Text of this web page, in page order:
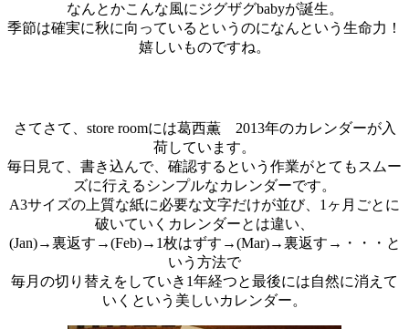
なんとかこんな風にジグザグbabyが誕生。
季節は確実に秋に向っているというのになんという生命力！
嬉しいものですね。
さてさて、store roomには葛西薫 2013年のカレンダーが入
荷しています。
毎日見て、書き込んで、確認するという作業がとてもスムー
ズに行えるシンプルなカレンダーです。
A3サイズの上質な紙に必要な文字だけが並び、1ヶ月ごとに
破いていくカレンダーとは違い、
(Jan)→裏返す→(Feb)→1枚はずす→(Mar)→裏返す→・・・と
いう方法で
毎月の切り替えをしていき1年経つと最後には自然に消えて
いくという美しいカレンダー。